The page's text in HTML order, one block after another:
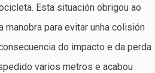
Esta situación obrigou ao
manobra para evitar unha colisión
do impacto e da perda
varios metros e acabou